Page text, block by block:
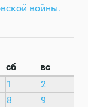
войны.
сб
вс
1
2
8
9